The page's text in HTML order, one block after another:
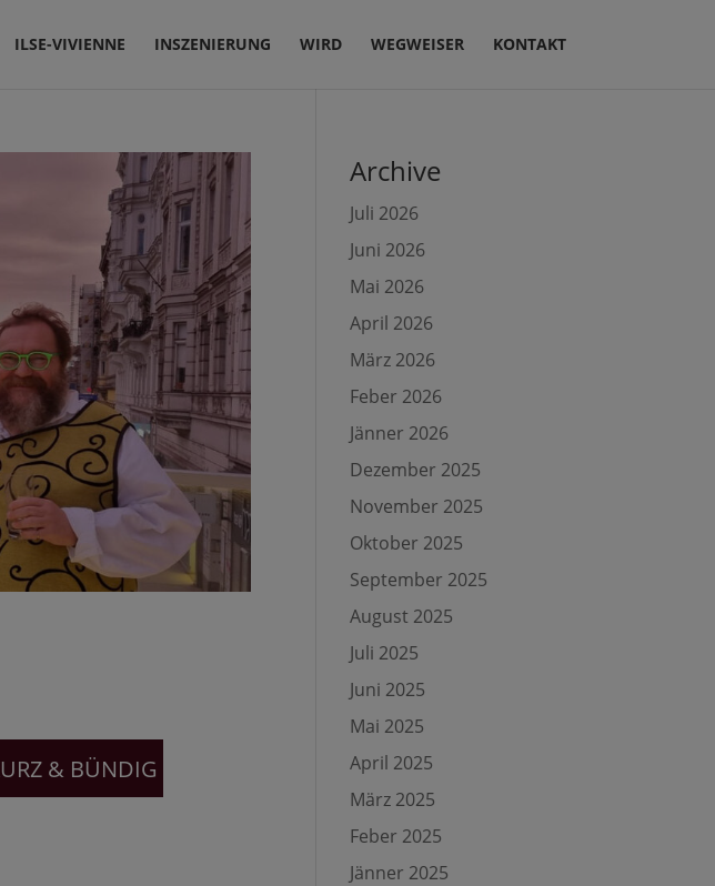
ILSE-VIVIENNE INSZENIERUNG WIRD WEGWEISER KONTAKT
& BÜNDIG
Archive
Juli 2026
Juni 2026
Mai 2026
April 2026
März 2026
Feber 2026
Jänner 2026
Dezember 2025
November 2025
Oktober 2025
September 2025
August 2025
Juli 2025
Juni 2025
Mai 2025
April 2025
März 2025
Feber 2025
Jänner 2025